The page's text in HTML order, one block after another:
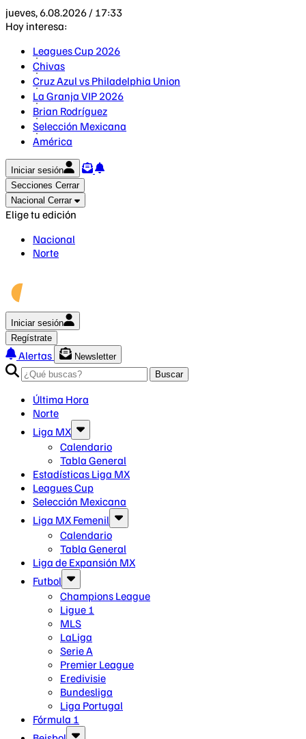
jueves, 6.08.2026 / 17:33
Hoy interesa:
Leagues Cup 2026
Chivas
Cruz Azul vs Philadelphia Union
La Granja VIP 2026
Brian Rodríguez
Selección Mexicana
América
Iniciar sesión
Secciones Cerrar
Nacional Cerrar
Elige tu edición
Nacional
Norte
Iniciar sesión
Regístrate
Alertas
Newsletter
Buscar
Última Hora
Norte
Liga MX
Calendario
Tabla General
Estadísticas Liga MX
Leagues Cup
Selección Mexicana
Liga MX Femenil
Calendario
Tabla General
Liga de Expansión MX
Futbol
Champions League
Ligue 1
MLS
LaLiga
Serie A
Premier League
Eredivisie
Bundesliga
Liga Portugal
Fórmula 1